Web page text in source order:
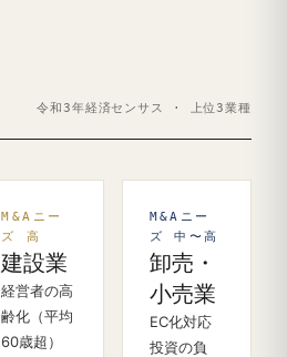
令和3年経済センサス · 上位3業種
M&Aニー
ズ 高
建設業
経営者の高
齢化（平均
60歳超）
M&Aニー
ズ 中〜高
卸売・
小売業
EC化対応
投資の負